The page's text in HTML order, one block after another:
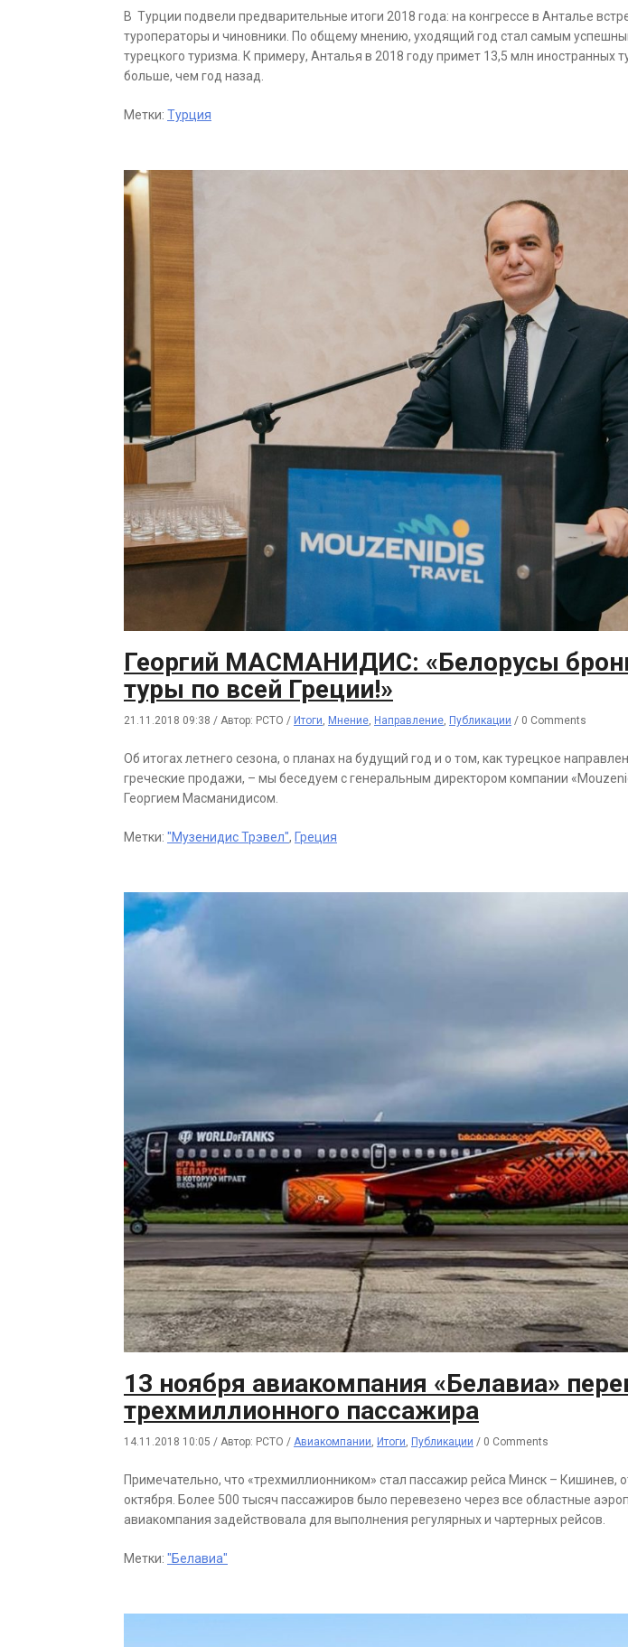
В Турции подвели предварительные итоги 2018 года: на конгрессе в Анталье
туроператоры и чиновники. По общему мнению, уходящий год стал самым
турецкого туризма. К примеру, Анталья в 2018 году примет 13,5 млн иностранных
больше, чем год назад.
Метки: Турция
Георгий МАСМАНИДИС: «Белорусы
туры по всей Греции!»
21.11.2018 09:38 / Автор: РСТО / Итоги Мнение Направление Публикации / 0 Comments
Об итогах летнего сезона, о планах на будущий год и о том, как турецкое
греческие продажи, – мы беседуем с генеральным директором компании
Георгием Масманидисом.
Метки: "Музенидис Трэвел", Греция
13 ноября авиакомпания «Белавиа»
трехмиллионного пассажира
14.11.2018 10:05 / Автор: РСТО / Авиакомпании Итоги Публикации / 0 Comments
Примечательно, что «трехмиллионником» стал пассажир рейса Минск – Кишинев,
октября. Более 500 тысяч пассажиров было перевезено через все областные
авиакомпания задействовала для выполнения регулярных и чартерных рейсов.
Метки: "Белавиа"